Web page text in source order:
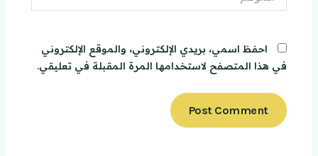
احفظ اسمي، بريدي الإلكتروني، والموقع الإلكتروني
في هذا المتصفح لاستخدامها المرة المقبلة في تعليقي.